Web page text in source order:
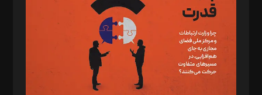
رستمی،مصطفی باستان
ویرایش: نگار استاد‌‌آقا
طراح یونیفرم: مجید توکلی
فیلمبرداری و عکاسی: امیر شفیعی، مانی لطفی زاده
گرافیک و صفحه‌آرایی: سید‌سبحان‌علی ثابت
مد‌یر توسعه تجاری: کامبیز برید‌